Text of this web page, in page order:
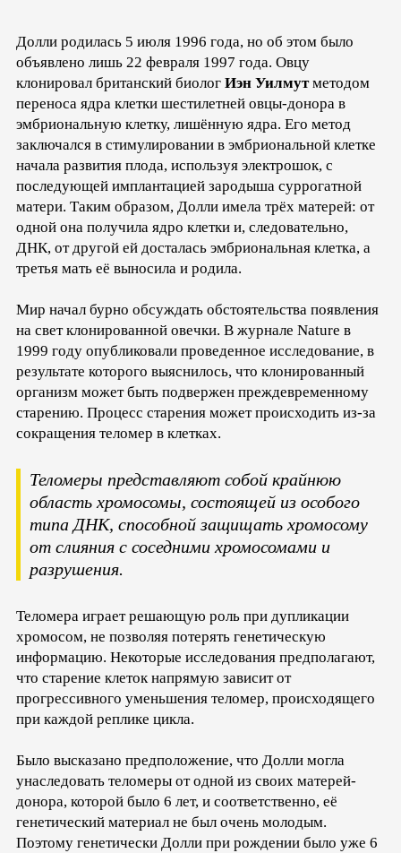
Долли родилась 5 июля 1996 года, но об этом было
объявлено лишь 22 февраля 1997 года. Овцу
клонировал британский биолог Иэн Уилмутметодом
переноса ядра клетки шестилетней овцы-донора в
эмбриональную клетку, лишённую ядра. Его метод
заключался в стимулировании в эмбриональной клетке
начала развития плода, используя электрошок, с
последующей имплантацией зародыша суррогатной
матери. Таким образом, Долли имела трёх матерей: от
одной она получила ядро клетки и, следовательно,
ДНК, от другой ей досталась эмбриональная клетка, а
третья мать её выносила и родила.
Мир начал бурно обсуждать обстоятельства появления
на свет клонированной овечки. В журнале Nature в
1999 году опубликовали проведенное исследование, в
результате которого выяснилось, что клонированный
организм может быть подвержен преждевременному
старению. Процесс старения может происходить из-за
сокращения теломер в клетках.
Теломеры представляют собой крайнюю
область хромосомы, состоящей из особого
типа ДНК, способной защищать хромосому
от слияния с соседними хромосомами и
разрушения.
Теломера играет решающую роль при дупликации
хромосом, не позволяя потерять генетическую
информацию. Некоторые исследования предполагают,
что старение клеток напрямую зависит от
прогрессивного уменьшения теломер, происходящего
при каждой реплике цикла.
Было высказано предположение, что Долли могла
унаследовать теломеры от одной из своих матерей-
донора, которой было 6 лет, и соответственно, её
генетический материал не был очень молодым.
Поэтому генетически Долли при рождении было уже 6